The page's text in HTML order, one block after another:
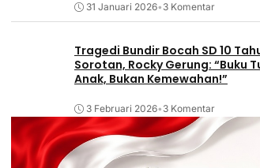
31 Januari 2026• 3 Komentar
Tragedi Bundir Bocah SD 10
Sorotan, Rocky Gerung: “Buku
Anak, Bukan Kemewahan!”
3 Februari 2026• 3 Komentar